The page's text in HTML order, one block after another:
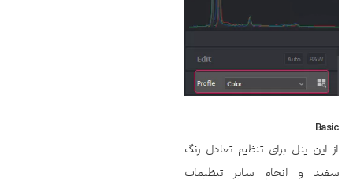
Basic
از این پنل برای تنظیم تعادل رنگ
سفید و انجام سایر تنظیمات